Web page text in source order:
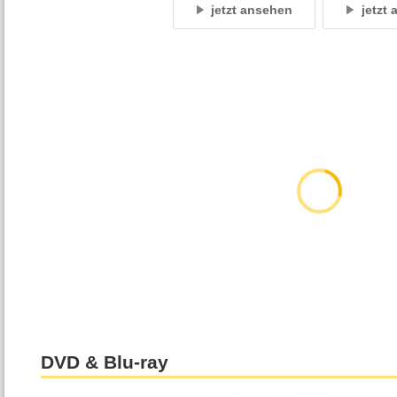
jetzt ansehen jetzt
DVD & Blu-ray